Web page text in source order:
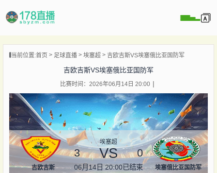
当前位置:首页 足球直播 埃塞超 吉欧吉斯VS埃塞俄比亚国防军
吉欧吉斯VS埃塞俄比亚国防军
比赛时间：2026年06月14日 20:00
吉欧吉斯
埃塞超
3 VS 0
06月14日 20:00已结束 埃塞俄比亚国防军